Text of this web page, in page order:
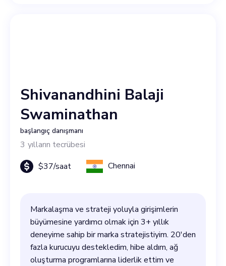
Shivanandhini Balaji
Swaminathan
başlangıç danışmanı
3 yılların tecrübesi
$37/saat Chennai
Markalaşma ve strateji yoluyla girişimlerin
büyümesine yardımcı olmak için 3+ yıllık
deneyime sahip bir marka stratejistiyim. 20'den
fazla kurucuyu destekledim, hibe aldım, ağ
oluşturma programlarına liderlik ettim ve